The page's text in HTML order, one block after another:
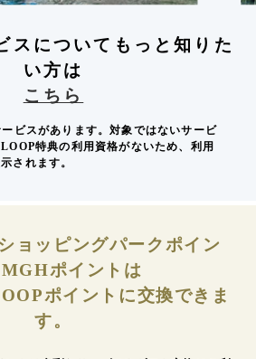
スについてもっと知りた
い方は
こちら
ビスがあります。対象ではないサービ
特典の利用資格がないため、利用
されます。
ョッピングパークポイン
MGHポイントは
ポイントに交換できま
す。